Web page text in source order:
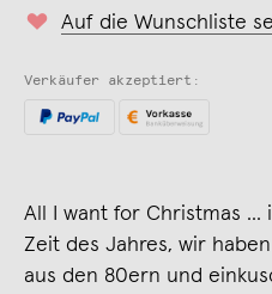
Auf die Wunschliste
Verkäufer akzeptiert:
All I want for Christmas ...
Zeit des Jahres, wir
aus den 80ern und